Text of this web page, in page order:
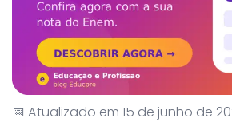
📅 Atualizado em 15 de junho de